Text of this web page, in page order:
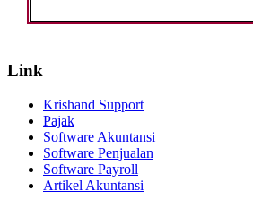
Link
Krishand Support
Pajak
Software Akuntansi
Software Penjualan
Software Payroll
Artikel Akuntansi